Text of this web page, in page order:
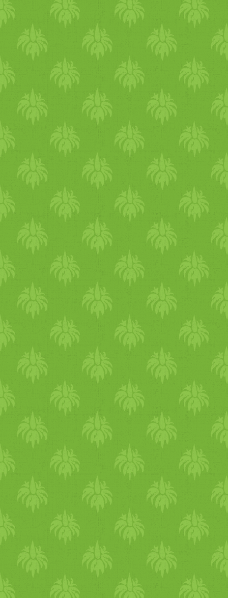
petrezselyem - 1 dl víz
- Himalája só - őrölt
fehérbors
- kókuszzsír
extra szűz olíva olaj vagy
repce olaj Cukkini
feldolgozásra várva
ELKÉSZÍTÉS: A cukkinit
miután alaposan megmostuk,
reszeljük le a héjával együtt
nagy lyukú reszelőn. Egy
másik tálban keverjün sűrű
masszát a sóval, borssal,
vízzel, és a kukorica liszttel.
Keverjük hozzá a lereszelt
cukkinihez, majd adjuk
a szezámmagot. a reszelt
sajtot és a friss apróra vágott
petrezselymet is. Egy teflon
serpenyőbe tegyünk egy kis
zsiradékot, hevítsük fel,
kezdjük el a lepénykéket
sütni, mint a palacsintákat,